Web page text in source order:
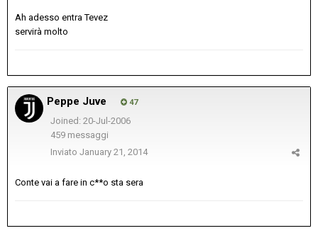
Ah adesso entra Tevez
servirà molto
Peppe Juve 47
Joined: 20-Jul-2006
459 messaggi
Inviato January 21, 2014
Conte vai a fare in c**o sta sera